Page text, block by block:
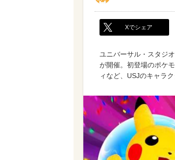
Xでシェア
ユニバーサル・スタジ
が開催。初登場のポケ
ィなど、USJのキャラ